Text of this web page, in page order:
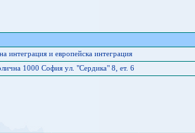
интеграция и европейска интеграция
1000 София ул. "Сердика" 8, ет. 6